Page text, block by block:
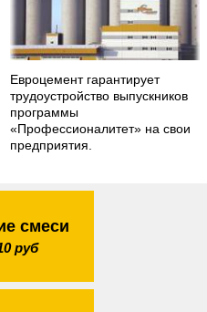
Евроцемент гарантирует
трудоустройство выпускников
программы
«Профессионалитет» на свои
предприятия.
смеси
руб